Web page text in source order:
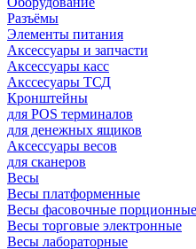
Разъёмы
Элементы питания
Аксессуары и запчасти
Аксессуары касс
Акссесуары ТСД
Кронштейны
для POS терминалов
для денежных ящиков
Аксессуары весов
для сканеров
Весы
Весы платформенные
Весы фасовочные порционные
Весы торговые электронные
Весы лабораторные